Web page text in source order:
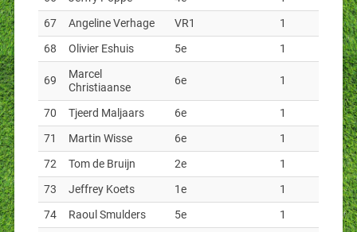
67
Angeline Verhage VR1
1
68
Olivier Eshuis 5e 1
69
Marcel
Christiaanse
6e 1
70 Tjeerd Maljaars 6e
1
71
Martin Wisse 6e
1
72
Tom de Bruijn 2e
1
73
Jeffrey Koets 1e
1
74
Raoul Smulders 5e
1